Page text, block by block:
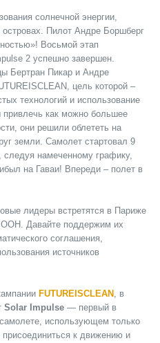
солнечной энергии,
Пилот Андре Боршберг
Восьмой этап
2 успешно завершен.
Бертран Пикар и Андре
цель которой –
технологий и использование
привлечь как можно большее
они решили облететь на
земли. Самолет стартовал 9
намеченному графику,
на Гаваи! Впереди – полет в
лидеры встретятся в Париже
ООН. Давайте поддержим их
соглашения,
источников
FUTUREISCLEAN , в
Solar Impulse — первый в
использующем только
к движению и